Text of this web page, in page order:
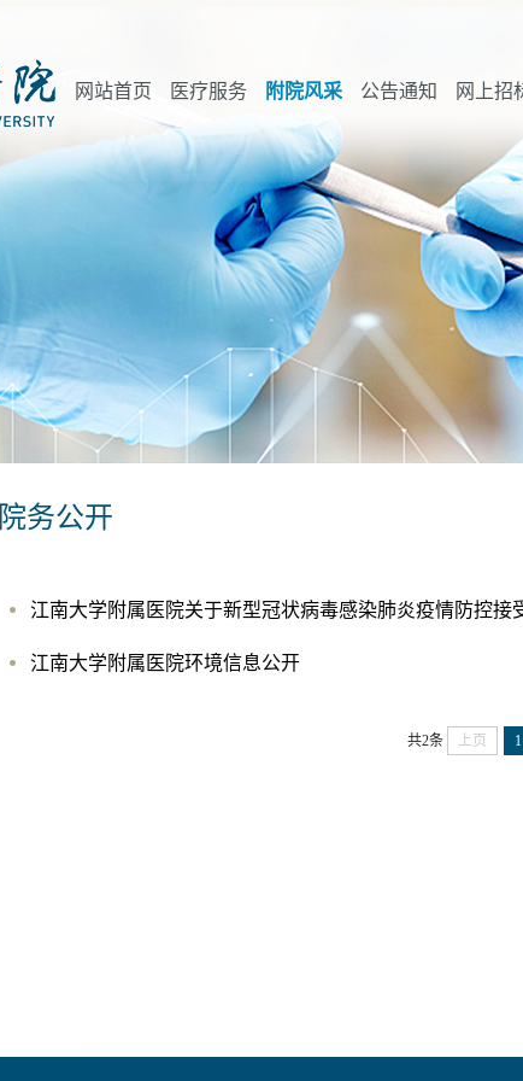
网站首页 医疗服务 附院风采 公告通知 网上招
院务公开
江南大学附属医院关于新型冠状病毒感染肺炎疫情防控接
江南大学附属医院环境信息公开
共2条 上页 1